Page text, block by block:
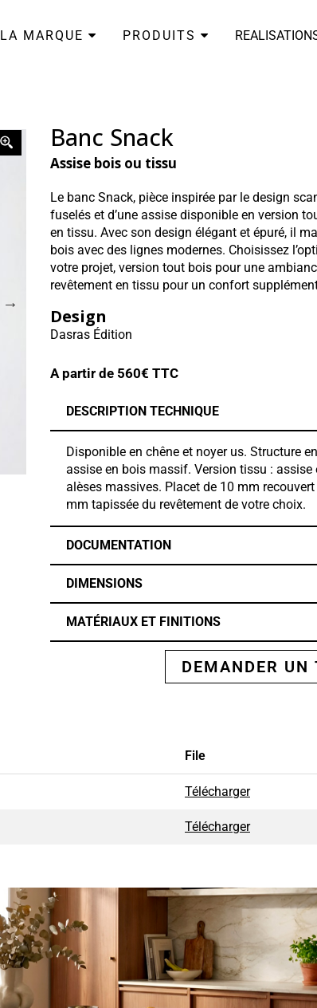
LA MARQUE PRODUITS
Banc Snack
Assise bois ou tissu
Le banc Snack, pièce inspirée par le design
fuselés et d’une assise disponible en version
en tissu. Avec son design élégant et épuré, il
bois avec des lignes modernes. Choisissez
votre projet, version tout bois pour une
revêtement en tissu pour un confort
Design
Dasras Édition
A partir de 560€ TTC
DESCRIPTION TECHNIQUE
Disponible en chêne et noyer us. Structure
assise en bois massif. Version tissu : assise
alèses massives. Placet de 10 mm
mm tapissée du revêtement de votre choix.
DOCUMENTATION
DIMENSIONS
MATÉRIAUX ET FINITIONS
DEMANDER UN
File
Télécharger
Télécharger